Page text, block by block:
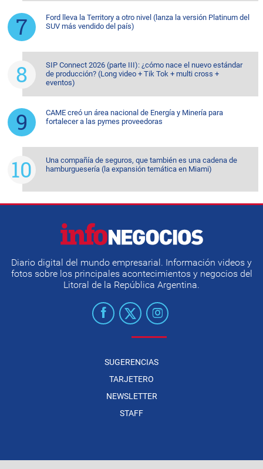
Ford lleva la Territory a otro nivel (lanza la versión Platinum del
SUV más vendido del país)
SIP Connect 2026 (parte III): ¿cómo nace el nuevo estándar
de producción? (Long video + Tik Tok + multi cross +
eventos)
CAME creó un área nacional de Energía y Minería para
fortalecer a las pymes proveedoras
Una compañía de seguros, que también es una cadena de
hamburguesería (la expansión temática en Miami)
Diario digital del mundo empresarial. Información videos y
fotos sobre los principales acontecimientos y negocios del
Litoral de la República Argentina.
SUGERENCIAS
TARJETERO
NEWSLETTER
STAFF